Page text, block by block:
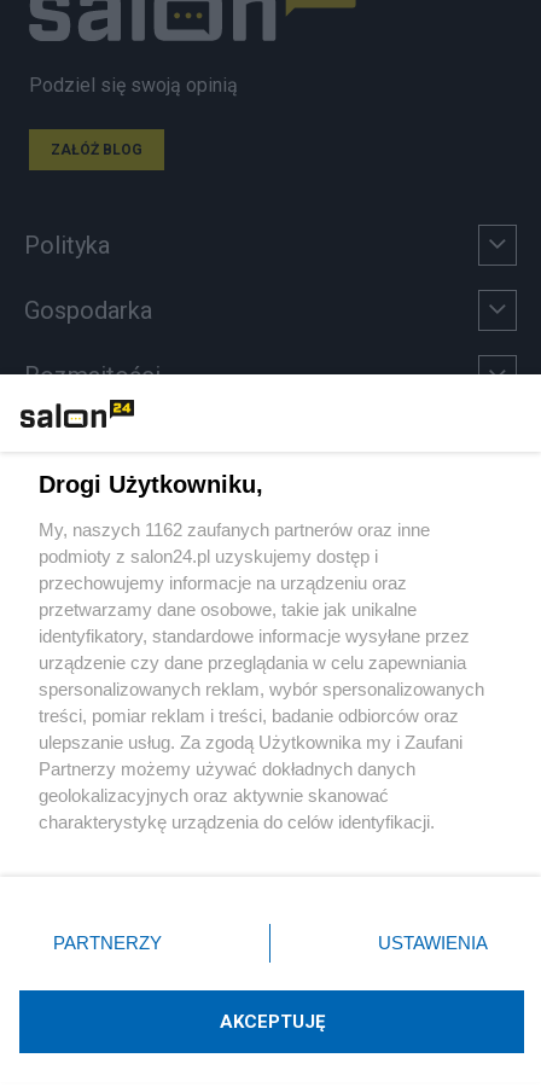
Podziel się swoją opinią
ZAŁÓŻ BLOG
Polityka
Gospodarka
Rozmaitości
Sport
Społeczeństwo
Kultura
X Facebook Instagram Youtube
Technologię dostarcza:W3media.pl
Drogi Użytkowniku,
My, naszych 1162 zaufanych partnerów oraz inne
podmioty z salon24.pl uzyskujemy dostęp i
przechowujemy informacje na urządzeniu oraz
przetwarzamy dane osobowe, takie jak unikalne
identyfikatory, standardowe informacje wysyłane przez
urządzenie czy dane przeglądania w celu zapewniania
spersonalizowanych reklam, wybór spersonalizowanych
treści, pomiar reklam i treści, badanie odbiorców oraz
ulepszanie usług. Za zgodą Użytkownika my i Zaufani
Partnerzy możemy używać dokładnych danych
geolokalizacyjnych oraz aktywnie skanować
charakterystykę urządzenia do celów identyfikacji.
zmienić/wycofać klikając przycisk ustawień prywatności
znajdujący się w lewym dolnym rogu strony
rodzaje przetwarzania danych nie wymagają zgody
użytkownika, ale masz prawo sprzeciwić się takiemu
PARTNERZY USTAWIENIA
AKCEPTUJĘ